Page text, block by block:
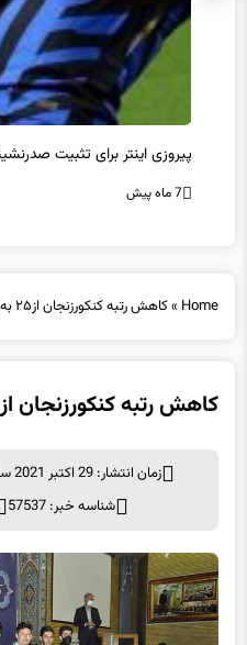
پیروزی اینتر برای تثبیت
7 ماه پیش
Home
»کاهش رتبه کنکورزنجان از۲۵ به رتبه زیر۱۰
کاهش رتبه کنکورزنجان از۲۵ به رتبه زیر۱۰
زمان انتشار: 29 اکتبر 2021 ساعت 18:05
شناسه خبر: 57537